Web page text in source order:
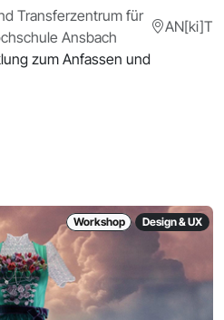
Transferzentrum für
Ansbach
AN[ki]T
zum Anfassen und
Workshop Design & UX